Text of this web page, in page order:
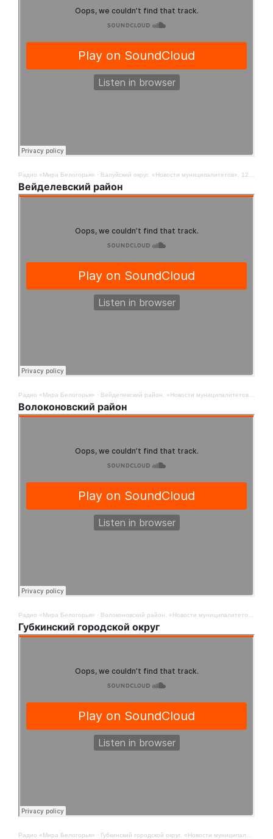
Радио «Мира Белогорья» · Валуйский округ. «Новости муниципалитетов». 12 августа
Вейделевский район
Радио «Мира Белогорья» · Вейделевский район. «Новости муниципалитетов». 12 августа
Волоконовский район
Радио «Мира Белогорья» · Волоконовский район. «Новости муниципалитетов». 12 августа
Губкинский городской округ
Радио «Мира Белогорья» · Губкинский городской округ. «Новости муниципалитетов». 12 августа